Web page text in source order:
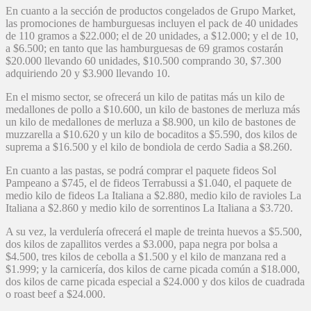
En cuanto a la sección de productos congelados de Grupo Market,
las promociones de hamburguesas incluyen el pack de 40 unidades
de 110 gramos a $22.000; el de 20 unidades, a $12.000; y el de 10,
a $6.500; en tanto que las hamburguesas de 69 gramos costarán
$20.000 llevando 60 unidades, $10.500 comprando 30, $7.300
adquiriendo 20 y $3.900 llevando 10.
En el mismo sector, se ofrecerá un kilo de patitas más un kilo de
medallones de pollo a $10.600, un kilo de bastones de merluza más
un kilo de medallones de merluza a $8.900, un kilo de bastones de
muzzarella a $10.620 y un kilo de bocaditos a $5.590, dos kilos de
suprema a $16.500 y el kilo de bondiola de cerdo Sadia a $8.260.
En cuanto a las pastas, se podrá comprar el paquete fideos Sol
Pampeano a $745, el de fideos Terrabussi a $1.040, el paquete de
medio kilo de fideos La Italiana a $2.880, medio kilo de ravioles La
Italiana a $2.860 y medio kilo de sorrentinos La Italiana a $3.720.
A su vez, la verdulería ofrecerá el maple de treinta huevos a $5.500,
dos kilos de zapallitos verdes a $3.000, papa negra por bolsa a
$4.500, tres kilos de cebolla a $1.500 y el kilo de manzana red a
$1.999; y la carnicería, dos kilos de carne picada común a $18.000,
dos kilos de carne picada especial a $24.000 y dos kilos de cuadrada
o roast beef a $24.000.